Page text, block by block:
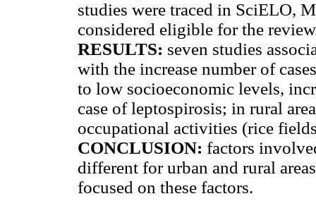
studies were traced in SciELO,
considered eligible for the
RESULTS: seven studies
with the increase number of
to low socioeconomic levels,
case of leptospirosis; in rural
occupational activities (rice
CONCLUSION: factors
different for urban and rural
focused on these factors.